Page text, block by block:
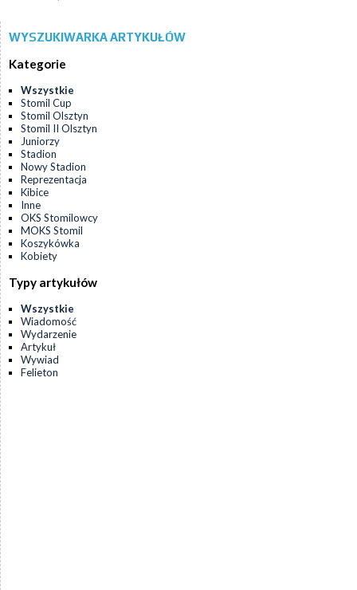
WYSZUKIWARKA ARTYKUŁÓW
Kategorie
Wszystkie
Stomil Cup
Stomil Olsztyn
Stomil II Olsztyn
Juniorzy
Stadion
Nowy Stadion
Reprezentacja
Kibice
Inne
OKS Stomilowcy
MOKS Stomil
Koszykówka
Kobiety
Typy artykułów
Wszystkie
Wiadomość
Wydarzenie
Artykuł
Wywiad
Felieton